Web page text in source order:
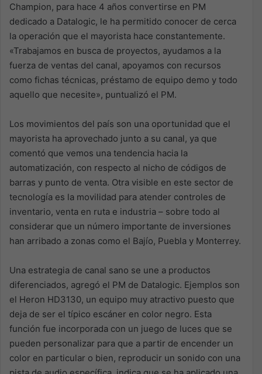
Champion, para hace 4 años convertirse en PM
dedicado a Datalogic, le ha permitido conocer de cerca
la operación que el mayorista hace constantemente.
«Trabajamos en busca de proyectos, ayudamos a la
fuerza de ventas del canal, apoyamos con recursos
como fichas técnicas, préstamo de equipo demo y todo
aquello que necesite», puntualizó el PM.
Los movimientos del país son una oportunidad que el
mayorista ha aprovechado junto a su canal, ya que
comentó que vemos una tendencia hacia la
automatización, con respecto al nicho de códigos de
barras y punto de venta. Otra visible en este sector de
tecnología es la movilidad para atender controles de
inventario, venta en ruta e industria – sobre todo al
considerar que un número importante de inversiones
han arribado a zonas como el Bajío, Puebla y Monterrey.
Una estrategia de canal sano se une a productos
diferenciados, agregó el PM de Datalogic. Ejemplos son
el Heron HD3130, un equipo muy atractivo puesto que
deja de ser el típico escáner en color negro. Esta
función fue incorporada con un juego de luces que se
pueden personalizar para que a partir de encender un
color en particular o bien, reproducir un sonido con una